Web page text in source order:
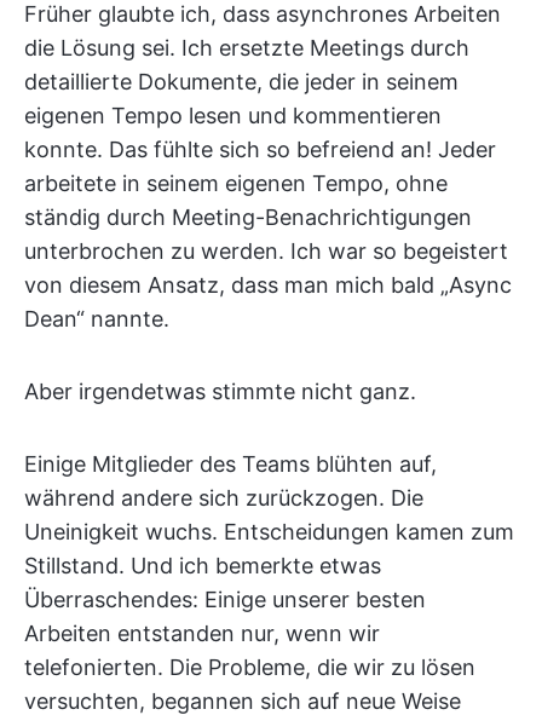
Früher glaubte ich, dass asynchrones Arbeiten
die Lösung sei. Ich ersetzte Meetings durch
detaillierte Dokumente, die jeder in seinem
eigenen Tempo lesen und kommentieren
konnte. Das fühlte sich so befreiend an! Jeder
arbeitete in seinem eigenen Tempo, ohne
ständig durch Meeting-Benachrichtigungen
unterbrochen zu werden. Ich war so begeistert
von diesem Ansatz, dass man mich bald „Async
Dean“ nannte.
Aber irgendetwas stimmte nicht ganz.
Einige Mitglieder des Teams blühten auf,
während andere sich zurückzogen. Die
Uneinigkeit wuchs. Entscheidungen kamen zum
Stillstand. Und ich bemerkte etwas
Überraschendes: Einige unserer besten
Arbeiten entstanden nur, wenn wir
telefonierten. Die Probleme, die wir zu lösen
versuchten, begannen sich auf neue Weise